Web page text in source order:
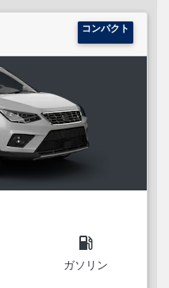
コンパクト
local_gas_station
ガソリン